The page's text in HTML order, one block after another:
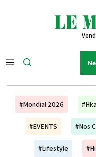
#Mondial 2026
#EVENTS #Nos
#Lifestyle